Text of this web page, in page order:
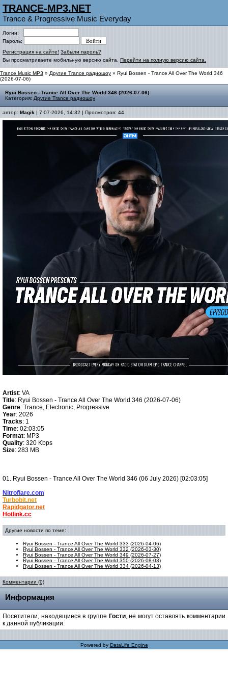
TRANCE-MP3.NET
Trance & Progressive Music Everyday
Логин:
Пароль:
Регистрация на сайте! Забыли пароль?
Вы просматриваете мобильную версию сайта. Перейти на полную версию сайта.
Trance Music MP3 » Другие Trance радиошоу » Ryui Bossen - Trance All Over The World 346
(2026-07-06)
Ryui Bossen - Trance All Over The World 346 (2026-07-06)
Категория: Другие Trance радиошоу
автор: Magik | 7-07-2026, 14:32 | Просмотров: 44
Artist: VA
Title: Ryui Bossen - Trance All Over The World 346 (2026-07-06)
Genre: Trance, Electronic, Progressive
Year: 2026
Tracks: 1
Time: 02:03:05
Format: MP3
Quality: 320 Kbps
Size: 283 MB
01. Ryui Bossen - Trance All Over The World 346 (06 July 2026) [02:03:05]
Nitroflare.com
Turbobit.net
Rapidgator.net
Hotlink.cc
Другие новости по теме:
Ryui Bossen - Trance All Over The World 333 (2026-04-06)
Ryui Bossen - Trance All Over The World 332 (2026-03-30)
Ryui Bossen - Trance All Over The World 349 (2026-07-27)
Ryui Bossen - Trance All Over The World 350 (2026-08-03)
Ryui Bossen - Trance All Over The World 334 (2026-04-13)
Комментарии (0)
Информация
Посетители, находящиеся в группе Гости, не могут оставлять комментарии
к данной публикации.
Powered by DataLife Engine